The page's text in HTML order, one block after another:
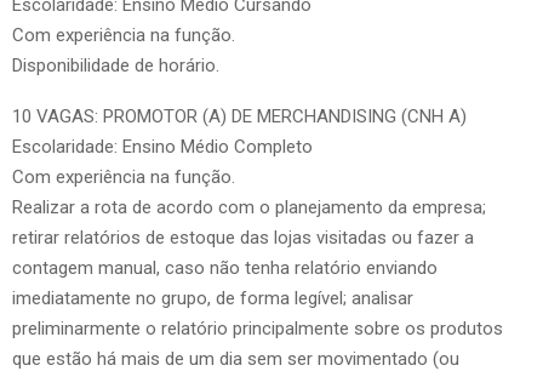
Escolaridade: Ensino Médio Cursando
Com experiência na função.
Disponibilidade de horário.
10 VAGAS: PROMOTOR (A) DE MERCHANDISING (CNH A)
Escolaridade: Ensino Médio Completo
Com experiência na função.
Realizar a rota de acordo com o planejamento da empresa;
retirar relatórios de estoque das lojas visitadas ou fazer a
contagem manual, caso não tenha relatório enviando
imediatamente no grupo, de forma legível; analisar
preliminarmente o relatório principalmente sobre os produtos
que estão há mais de um dia sem ser movimentado (ou